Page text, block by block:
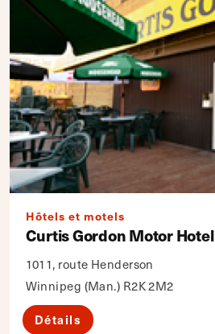
Hôtels et motels
Curtis Gordon Motor Hotel
1011, route Henderson
Winnipeg (Man.) R2K 2M2
Détails